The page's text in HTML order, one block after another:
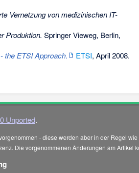
Vernetzung von medizinischen IT-
Produktion. Springer Vieweg, Berlin,
the ETSI Approach. ETSI, April 2008.
Unported.
- diese werden aber in der Regel
Die vorgenommenen Änderungen am Artikel